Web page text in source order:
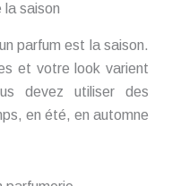
la saison
parfum est la saison.
et votre look varient
devez utiliser des
en été, en automne